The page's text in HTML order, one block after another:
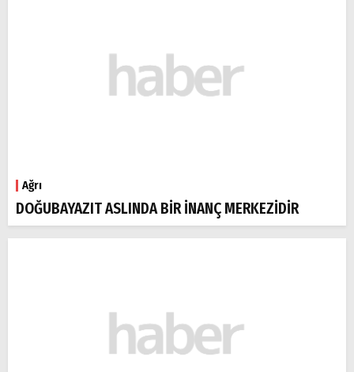
Ağrı
DOĞUBAYAZIT ASLINDA BİR İNANÇ MERKEZİDİR